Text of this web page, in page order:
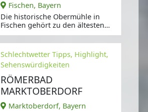
Fischen, Bayern
Die historische Obermühle in
Fischen gehört zu den ältesten
Sägemühlen im Allgäu.
Schlechtwetter Tipps, Highlight,
Sehenswürdigkeiten
RÖMERBAD
MARKTOBERDORF
Marktoberdorf, Bayern